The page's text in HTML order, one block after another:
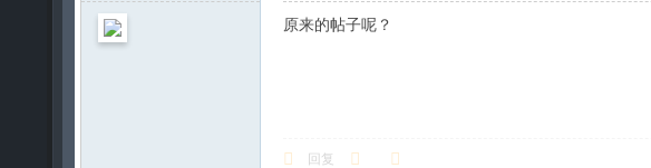
原来的帖子呢？
回复